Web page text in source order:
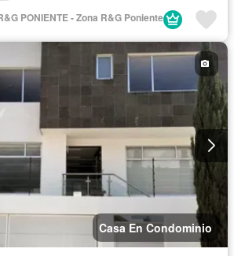
PONIENTE - Zona R&G Poniente
Casa En Condominio